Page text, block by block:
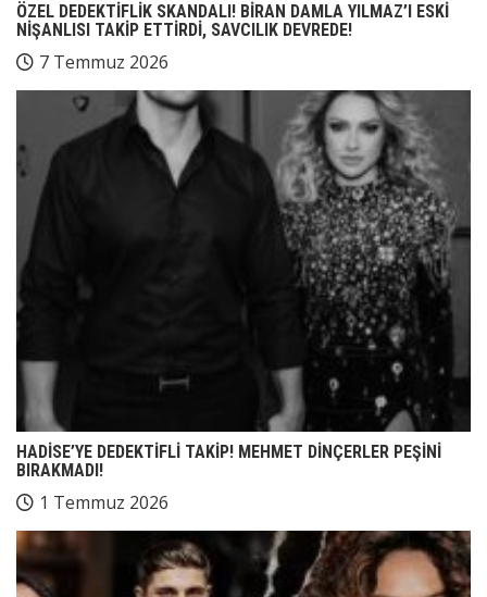
ÖZEL DEDEKTİFLİK SKANDALI! BİRAN DAMLA YILMAZ’I ESKİ
NİŞANLISI TAKİP ETTİRDİ, SAVCILIK DEVREDE!
7 Temmuz 2026
HADİSE’YE DEDEKTİFLİ TAKİP! MEHMET DİNÇERLER PEŞİNİ
BIRAKMADI!
1 Temmuz 2026